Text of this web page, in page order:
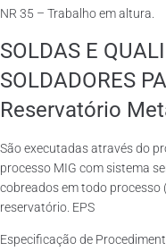
NR 35 – Trabalho em altura.
SOLDAS E
SOLDADORES
Reservatório
São executadas através do
processo MIG com sistema
cobreados em todo processo
reservatório. EPS
Especificação de